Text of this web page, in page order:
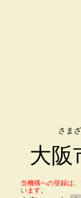
さま
大阪
当機構への登録は
います。